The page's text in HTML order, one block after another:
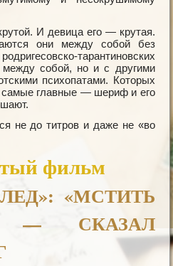
И девица его — крутая.
они между собой без
тарантиновских
собой, но и с другими
психопатами. Которых
самые главные — шериф и его
не до титров и даже не «во
фильм
«МСТИТЬ
— СКАЗАЛ